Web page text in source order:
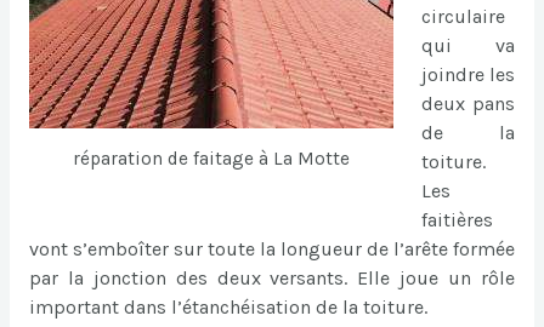
réparation de faitage à La Motte
circulaire
qui va
joindre les
deux pans
de la
toiture.
Les
faitières
vont s’emboîter sur toute la longueur de l’arête formée
par la jonction des deux versants. Elle joue un rôle
important dans l’étanchéisation de la toiture.